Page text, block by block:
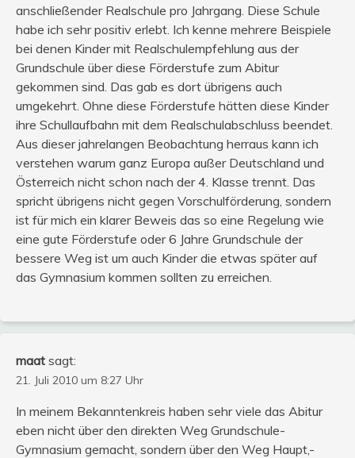
anschließender Realschule pro Jahrgang. Diese Schule
habe ich sehr positiv erlebt. Ich kenne mehrere Beispiele
bei denen Kinder mit Realschulempfehlung aus der
Grundschule über diese Förderstufe zum Abitur
gekommen sind. Das gab es dort übrigens auch
umgekehrt. Ohne diese Förderstufe hätten diese Kinder
ihre Schullaufbahn mit dem Realschulabschluss beendet.
Aus dieser jahrelangen Beobachtung herraus kann ich
verstehen warum ganz Europa außer Deutschland und
Österreich nicht schon nach der 4. Klasse trennt. Das
spricht übrigens nicht gegen Vorschulförderung, sondern
ist für mich ein klarer Beweis das so eine Regelung wie
eine gute Förderstufe oder 6 Jahre Grundschule der
bessere Weg ist um auch Kinder die etwas später auf
das Gymnasium kommen sollten zu erreichen.
maat sagt:
21. Juli 2010 um 8:27 Uhr
In meinem Bekanntenkreis haben sehr viele das Abitur
eben nicht über den direkten Weg Grundschule-
Gymnasium gemacht, sondern über den Weg Haupt,-